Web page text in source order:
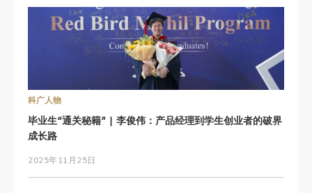
科广人物
毕业生“通关秘籍” | 李俊伟：产品经理到学生创业者的破界
成长路
2025年11月25日